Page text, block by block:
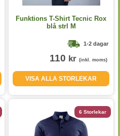
Funktions T-Shirt Tecnic Rox
blå strl M
1-2 dagar
110 kr (inkl. moms)
VISA ALLA STORLEKAR
6 Storlekar